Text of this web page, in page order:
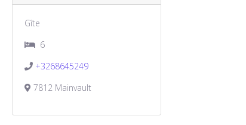
Gîte
6
+3268645249
7812 Mainvault